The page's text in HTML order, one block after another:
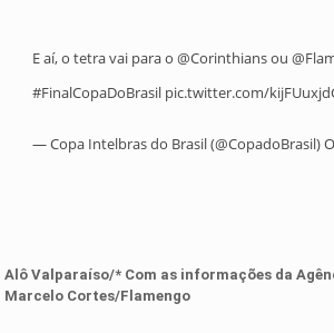
E aí, o tetra vai para o@Corinthiansou
#FinalCopaDoBrasil pic.twitter.com/
— Copa Intelbras do Brasil (@CopadoBrasil)
Alô Valparaíso/* Com as informações da
Marcelo Cortes/Flamengo